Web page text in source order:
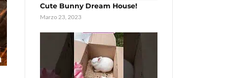
Cute Bunny Dream House!
Marzo 23, 2023